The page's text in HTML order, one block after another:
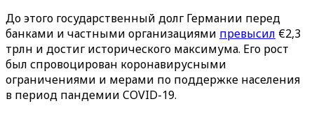
До этого государственный долг Германии перед
банками и частными организациями превысил €2,3
трлн и достиг исторического максимума. Его рост
был спровоцирован коронавирусными
ограничениями и мерами по поддержке населения
в период пандемии COVID-19.